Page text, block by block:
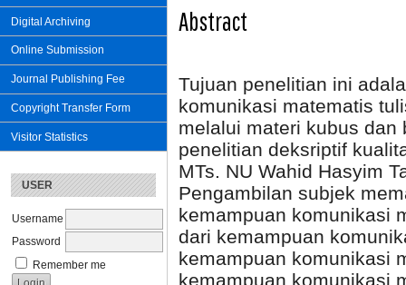
Digital Archiving
Online Submission
Journal Publishing Fee
Copyright Transfer Form
Visitor Statistics
USER
Username
Password
Remember me
Abstract
Tujuan penelitian ini
komunikasi matematis
melalui materi kubus
penelitian deksriptif
MTs. NU Wahid Hasyim
Pengambilan subjek
kemampuan komunikasi
dari kemampuan
kemampuan komunikasi
kemampuan komunikasi